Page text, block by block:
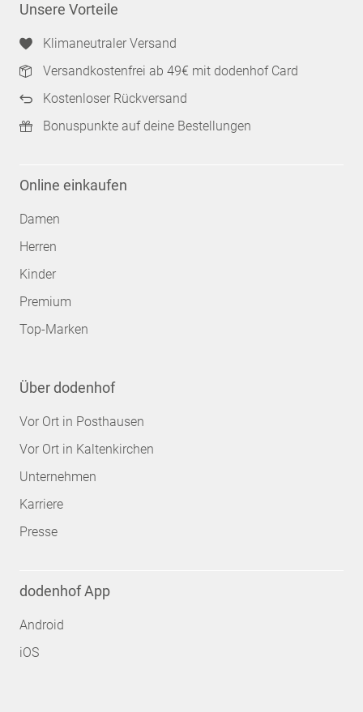
Unsere Vorteile
Klimaneutraler Versand
Versandkostenfrei ab 49€ mit dodenhof Card
Kostenloser Rückversand
Bonuspunkte auf deine Bestellungen
Online einkaufen
Damen
Herren
Kinder
Premium
Top-Marken
Über dodenhof
Vor Ort in Posthausen
Vor Ort in Kaltenkirchen
Unternehmen
Karriere
Presse
dodenhof App
Android
iOS